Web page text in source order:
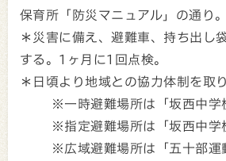
保育所「防災マニュアル」の通り。
＊災害に備え、避難車、持ち出し
する。1ヶ月に1回点検。
＊日頃より地域との協力体制を取
※一時避難場所は「坂西中学
※指定避難場所は「坂西中学
※広域避難場所は「五十部運